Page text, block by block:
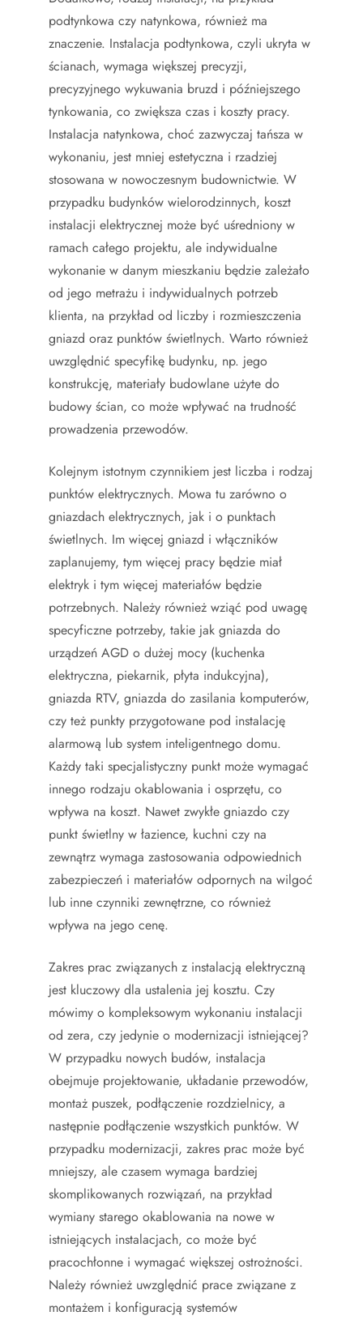
podtynkowa czy natynkowa, również ma
znaczenie. Instalacja podtynkowa, czyli ukryta w
ścianach, wymaga większej precyzji,
precyzyjnego wykuwania bruzd i późniejszego
tynkowania, co zwiększa czas i koszty pracy.
Instalacja natynkowa, choć zazwyczaj tańsza w
wykonaniu, jest mniej estetyczna i rzadziej
stosowana w nowoczesnym budownictwie. W
przypadku budynków wielorodzinnych, koszt
instalacji elektrycznej może być uśredniony w
ramach całego projektu, ale indywidualne
wykonanie w danym mieszkaniu będzie zależało
od jego metrażu i indywidualnych potrzeb
klienta, na przykład od liczby i rozmieszczenia
gniazd oraz punktów świetlnych. Warto również
uwzględnić specyfikę budynku, np. jego
konstrukcję, materiały budowlane użyte do
budowy ścian, co może wpływać na trudność
prowadzenia przewodów.
Kolejnym istotnym czynnikiem jest liczba i rodzaj
punktów elektrycznych. Mowa tu zarówno o
gniazdach elektrycznych, jak i o punktach
świetlnych. Im więcej gniazd i włączników
zaplanujemy, tym więcej pracy będzie miał
elektryk i tym więcej materiałów będzie
potrzebnych. Należy również wziąć pod uwagę
specyficzne potrzeby, takie jak gniazda do
urządzeń AGD o dużej mocy (kuchenka
elektryczna, piekarnik, płyta indukcyjna),
gniazda RTV, gniazda do zasilania komputerów,
czy też punkty przygotowane pod instalację
alarmową lub system inteligentnego domu.
Każdy taki specjalistyczny punkt może wymagać
innego rodzaju okablowania i osprzętu, co
wpływa na koszt. Nawet zwykłe gniazdo czy
punkt świetlny w łazience, kuchni czy na
zewnątrz wymaga zastosowania odpowiednich
zabezpieczeń i materiałów odpornych na wilgoć
lub inne czynniki zewnętrzne, co również
wpływa na jego cenę.
Zakres prac związanych z instalacją elektryczną
jest kluczowy dla ustalenia jej kosztu. Czy
mówimy o kompleksowym wykonaniu instalacji
od zera, czy jedynie o modernizacji istniejącej?
W przypadku nowych budów, instalacja
obejmuje projektowanie, układanie przewodów,
montaż puszek, podłączenie rozdzielnicy, a
następnie podłączenie wszystkich punktów. W
przypadku modernizacji, zakres prac może być
mniejszy, ale czasem wymaga bardziej
skomplikowanych rozwiązań, na przykład
wymiany starego okablowania na nowe w
istniejących instalacjach, co może być
pracochłonne i wymagać większej ostrożności.
Należy również uwzględnić prace związane z
montażem i konfiguracją systemów